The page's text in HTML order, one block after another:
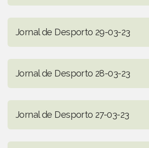
Jornal de Desporto 29-03-23
Jornal de Desporto 28-03-23
Jornal de Desporto 27-03-23